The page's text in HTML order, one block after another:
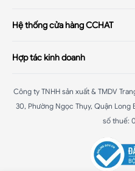
Chính sách bảo hành
Chính sách bảo mật
Xu hướng thời trang 2025
Mega livestream
Hệ thống cửa hàng CCHAT
CChat - Chùa Bốc:187 Chùa
Hà Nội
CChat - Hàng Vôi:42 Hàng Vôi,
Tầng 2 Aeon
Hợp tác kinh doanh
Affiliate
Công ty TNHH sản xuất & TMDV
30, Phường Ngọc Thụy, Quận Long
số thuế: